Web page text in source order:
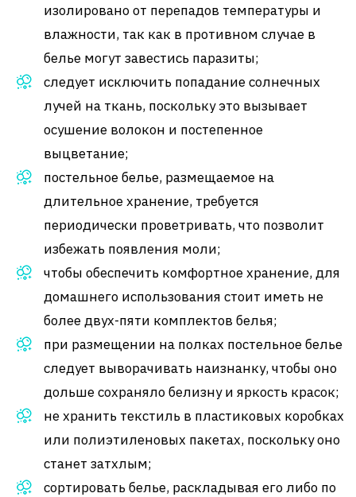
изолировано от перепадов температуры и
влажности, так как в противном случае в
белье могут завестись паразиты;
следует исключить попадание солнечных
лучей на ткань, поскольку это вызывает
осушение волокон и постепенное
выцветание;
постельное белье, размещаемое на
длительное хранение, требуется
периодически проветривать, что позволит
избежать появления моли;
чтобы обеспечить комфортное хранение, для
домашнего использования стоит иметь не
более двух-пяти комплектов белья;
при размещении на полках постельное белье
следует выворачивать наизнанку, чтобы оно
дольше сохраняло белизну и яркость красок;
не хранить текстиль в пластиковых коробках
или полиэтиленовых пакетах, поскольку оно
станет затхлым;
сортировать белье, раскладывая его либо по